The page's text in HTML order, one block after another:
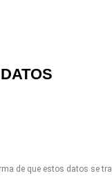
de que estos datos se